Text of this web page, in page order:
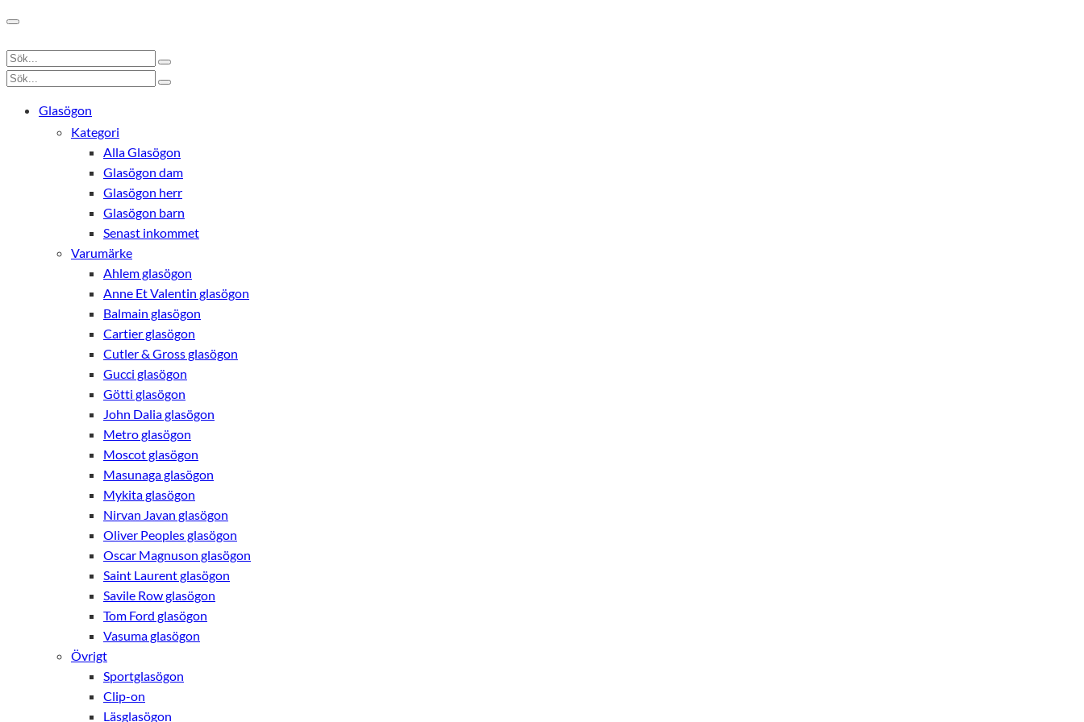
Glasögon
Kategori
Alla Glasögon
Glasögon dam
Glasögon herr
Glasögon barn
Senast inkommet
Varumärke
Ahlem glasögon
Anne Et Valentin glasögon
Balmain glasögon
Cartier glasögon
Cutler & Gross glasögon
Gucci glasögon
Götti glasögon
John Dalia glasögon
Metro glasögon
Moscot glasögon
Masunaga glasögon
Mykita glasögon
Nirvan Javan glasögon
Oliver Peoples glasögon
Oscar Magnuson glasögon
Saint Laurent glasögon
Savile Row glasögon
Tom Ford glasögon
Vasuma glasögon
Övrigt
Sportglasögon
Clip-on
Läsglasögon
Nödvändiga